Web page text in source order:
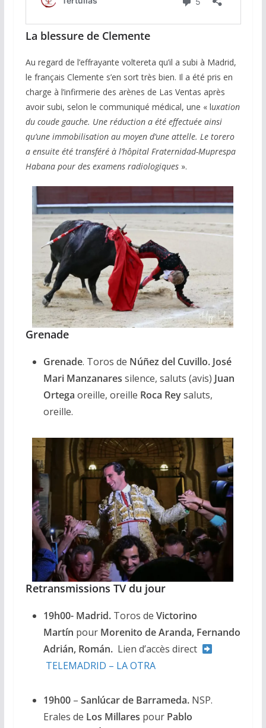
La blessure de Clemente
Au regard de l’effrayante voltereta qu’il a subi à Madrid,
le français Clemente s’en sort très bien. Il a été pris en
charge à l’infirmerie des arènes de Las Ventas après
avoir subi, selon le communiqué médical, une « luxation
du coude gauche. Une réduction a été effectuée ainsi
qu’une immobilisation au moyen d’une attelle. Le torero
a ensuite été transféré à l’hôpital Fraternidad-Muprespa
Habana pour des examens radiologiques ».
Grenade
Grenade. Toros de Núñez del Cuvillo. José
Mari Manzanares silence, saluts (avis) Juan
Ortega oreille, oreille Roca Reysaluts,
oreille.
Retransmissions TV du jour
19h00- Madrid.Toros de Victorino
Martín pourMorenito de Aranda, Fernando
Adrián, Román.Lien d’accès direct
TELEMADRID – LA OTRA
19h00 – Sanlúcar de Barrameda. NSP.
Erales de Los Millares pour Pablo